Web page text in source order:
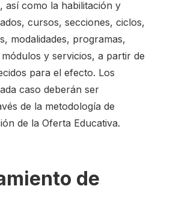
así como la habilitación y
cursos, secciones, ciclos,
modalidades, programas,
módulos y servicios, a partir de
para el efecto. Los
caso deberán ser
de la metodología de
de la Oferta Educativa.
de